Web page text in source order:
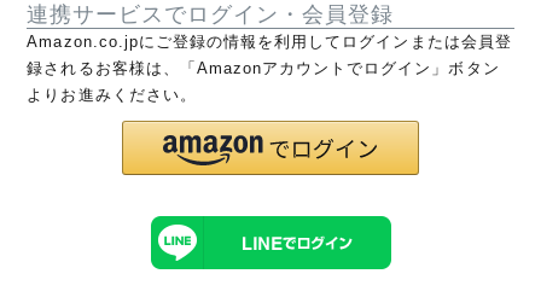
連携サービスでログイン・会員登録
Amazon.co.jpにご登録の情報を利用してログインまたは会員登
録されるお客様は、「Amazonアカウントでログイン」ボタン
よりお進みください。